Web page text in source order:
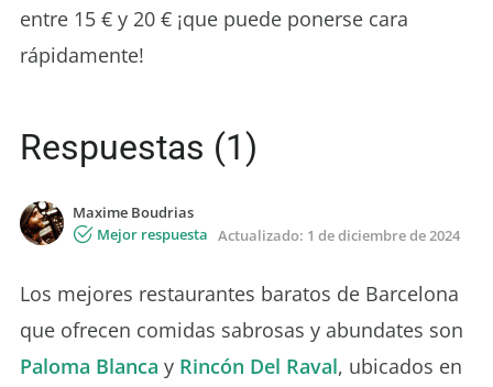
entre 15 € y 20 € ¡que puede ponerse cara
rápidamente!
Respuestas (1)
Maxime Boudrias
Mejor respuesta Actualizado: 1 de diciembre de 2024
Los mejores restaurantes baratos de Barcelona
que ofrecen comidas sabrosas y abundates son
Paloma Blanca y Rincón Del Raval, ubicados en